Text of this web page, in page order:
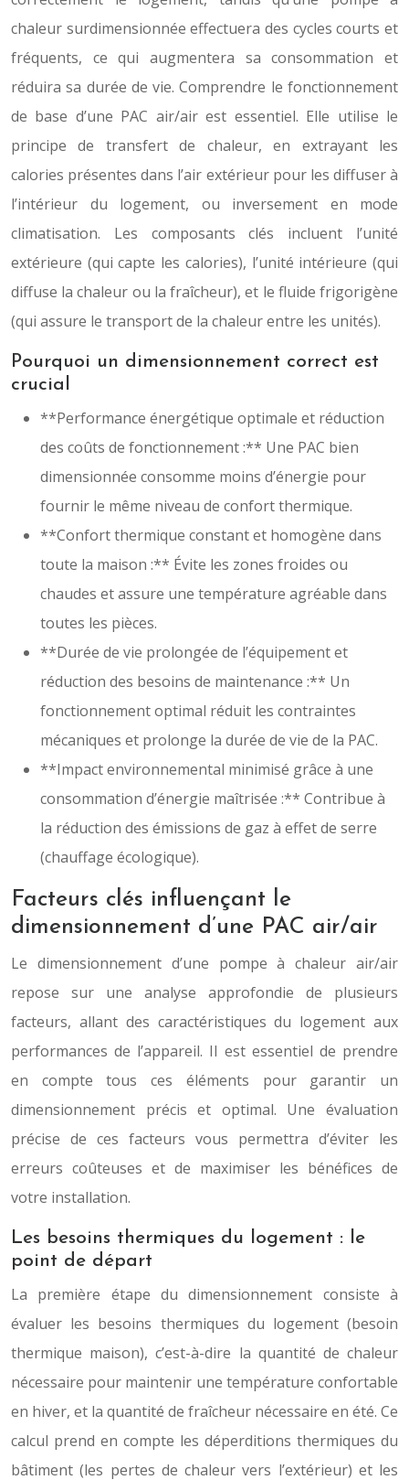
chaleur surdimensionnée effectuera des cycles courts et
fréquents, ce qui augmentera sa consommation et
réduira sa durée de vie. Comprendre le fonctionnement
de base d’une PAC air/air est essentiel. Elle utilise le
principe de transfert de chaleur, en extrayant les
calories présentes dans l’air extérieur pour les diffuser à
l’intérieur du logement, ou inversement en mode
climatisation. Les composants clés incluent l’unité
extérieure (qui capte les calories), l’unité intérieure (qui
diffuse la chaleur ou la fraîcheur), et le fluide frigorigène
(qui assure le transport de la chaleur entre les unités).
Pourquoi un dimensionnement correct est
crucial
**Performance énergétique optimale et réduction
des coûts de fonctionnement :** Une PAC bien
dimensionnée consomme moins d’énergie pour
fournir le même niveau de confort thermique.
**Confort thermique constant et homogène dans
toute la maison :** Évite les zones froides ou
chaudes et assure une température agréable dans
toutes les pièces.
**Durée de vie prolongée de l’équipement et
réduction des besoins de maintenance :** Un
fonctionnement optimal réduit les contraintes
mécaniques et prolonge la durée de vie de la PAC.
**Impact environnemental minimisé grâce à une
consommation d’énergie maîtrisée :** Contribue à
la réduction des émissions de gaz à effet de serre
(chauffage écologique).
Facteurs clés influençant le
dimensionnement d’une PAC air/air
Le dimensionnement d’une pompe à chaleur air/air
repose sur une analyse approfondie de plusieurs
facteurs, allant des caractéristiques du logement aux
performances de l’appareil. Il est essentiel de prendre
en compte tous ces éléments pour garantir un
dimensionnement précis et optimal. Une évaluation
précise de ces facteurs vous permettra d’éviter les
erreurs coûteuses et de maximiser les bénéfices de
votre installation.
Les besoins thermiques du logement : le
point de départ
La première étape du dimensionnement consiste à
évaluer les besoins thermiques du logement (besoin
thermique maison), c’est-à-dire la quantité de chaleur
nécessaire pour maintenir une température confortable
en hiver, et la quantité de fraîcheur nécessaire en été. Ce
calcul prend en compte les déperditions thermiques du
bâtiment (les pertes de chaleur vers l’extérieur) et les